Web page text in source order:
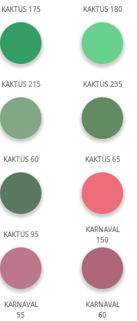
KAKTÜS 175 KAKTÜS 180
KAKTÜS 215 KAKTÜS 235
KAKTÜS 60 KAKTÜS 65
KAKTÜS 95
KARNAVAL
150
KARNAVAL
55
KARNAVAL
60